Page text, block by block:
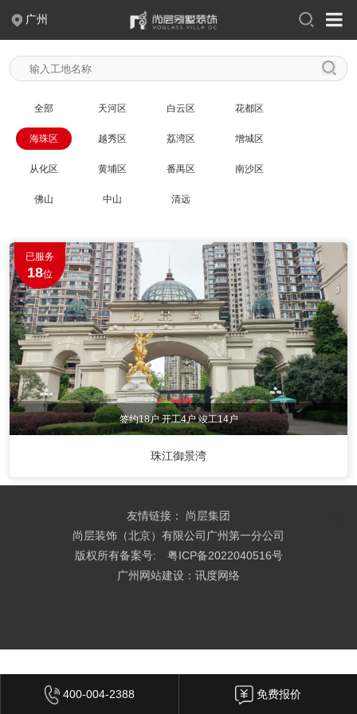
广州
400-004-2388
关于尚层
品牌故事 出版刊物 联系我们
中式 新中式 法式
欧式 简欧 美式 极简
混搭 轻奢 新古典 摩登时代
至慧东方 幻想之家 简约之家 奢享人生
自由北美 翩翩英伦 浪漫满屋 日式
其他装修风格
设计师
设计总监 高级主创设计师
高级软装设计师 软装设计师
白云区 花都区
全部 天河区 白云区 花都区
海珠区 越秀区 荔湾区 增城区
从化区 黄埔区 番禺区 南沙区
佛山 中山 清远
签约18户 开工4户 竣工14户
已服务
18位
珠江御景湾
友情链接： 尚层集团
尚层装饰（北京）有限公司广州第一分公司
版权所有备案号: 粤ICP备2022040516号
广州网站建设：讯度网络
400-004-2388 免费报价